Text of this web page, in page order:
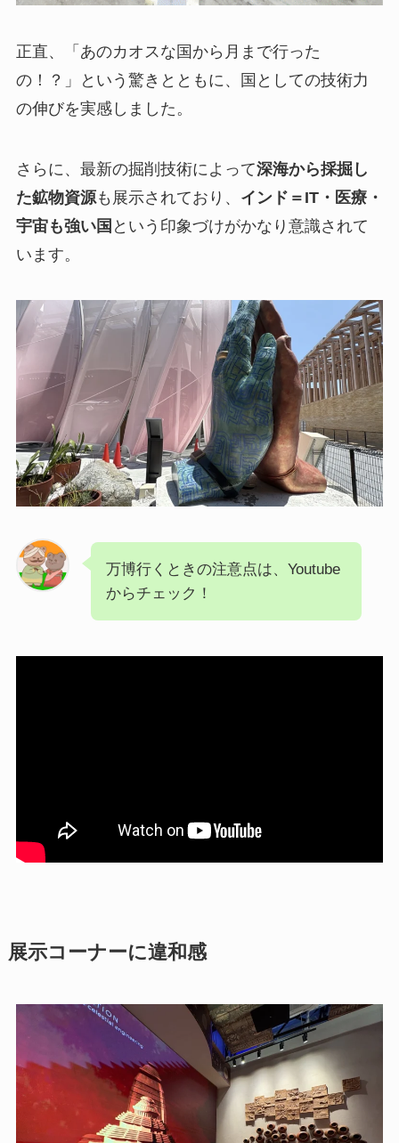
正直、「あのカオスな国から月まで行った
の！？」という驚きとともに、国としての技術力
の伸びを実感しました。
さらに、最新の掘削技術によって深海から採掘し
た鉱物資源も展示されており、 インド＝IT・医療・
宇宙も強い国 という印象づけがかなり意識されて
います。
万博行くときの注意点は、Youtube
からチェック！
展示コーナーに違和感